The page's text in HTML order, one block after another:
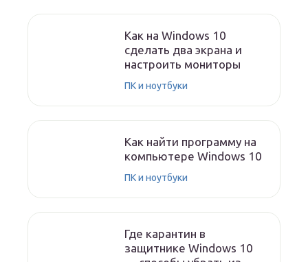
Как на Windows 10
сделать два экрана и
настроить мониторы
ПК и ноутбуки
Как найти программу на
компьютере Windows 10
ПК и ноутбуки
Где карантин в
защитнике Windows 10